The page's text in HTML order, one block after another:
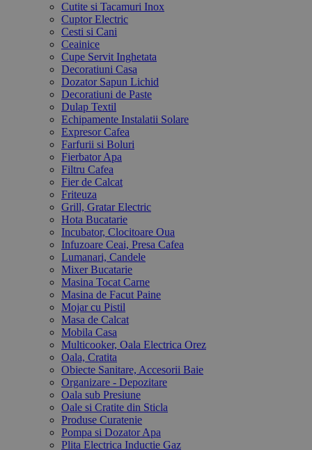
Cutite si Tacamuri Inox
Cuptor Electric
Cesti si Cani
Ceainice
Cupe Servit Inghetata
Decoratiuni Casa
Dozator Sapun Lichid
Decoratiuni de Paste
Dulap Textil
Echipamente Instalatii Solare
Expresor Cafea
Farfurii si Boluri
Fierbator Apa
Filtru Cafea
Fier de Calcat
Friteuza
Grill, Gratar Electric
Hota Bucatarie
Incubator, Clocitoare Oua
Infuzoare Ceai, Presa Cafea
Lumanari, Candele
Mixer Bucatarie
Masina Tocat Carne
Masina de Facut Paine
Mojar cu Pistil
Masa de Calcat
Mobila Casa
Multicooker, Oala Electrica Orez
Oala, Cratita
Obiecte Sanitare, Accesorii Baie
Organizare - Depozitare
Oala sub Presiune
Oale si Cratite din Sticla
Produse Curatenie
Pompa si Dozator Apa
Plita Electrica Inductie Gaz